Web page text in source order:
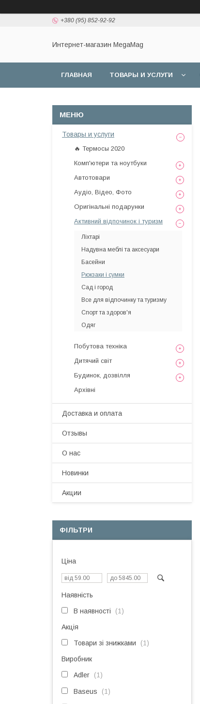
+380 (95) 852-92-92
Интернет-магазин MegaMag
ГЛАВНАЯ ТОВАРЫ И УСЛУГИ
Товары и услуги
🔥 Термосы 2020
Комп'ютери та ноутбуки
Автотовари
Аудіо, Відео, Фото
Оригінальні подарунки
Активний відпочинок і туризм
Ліхтарі
Надувна меблі та аксесуари
Басейни
Рюкзаки і сумки
Сад і город
Все для відпочинку та туризму
Спорт та здоров'я
Одяг
Побутова техніка
Дитячий світ
Будинок, дозвілля
Архівні
Доставка и оплата
Отзывы
О нас
Новинки
Акции
ФІЛЬТРИ
Ціна
Наявність
В наявності 1
Акція
Товари зі знижками 1
Виробник
Adler 1
Baseus 1